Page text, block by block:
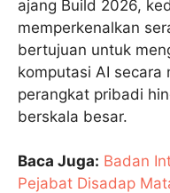
ajang Build 2026,
memperkenalkan
bertujuan untuk
komputasi AI secara
perangkat pribadi
berskala besar.
Baca Juga: Badan
Pejabat Disadap